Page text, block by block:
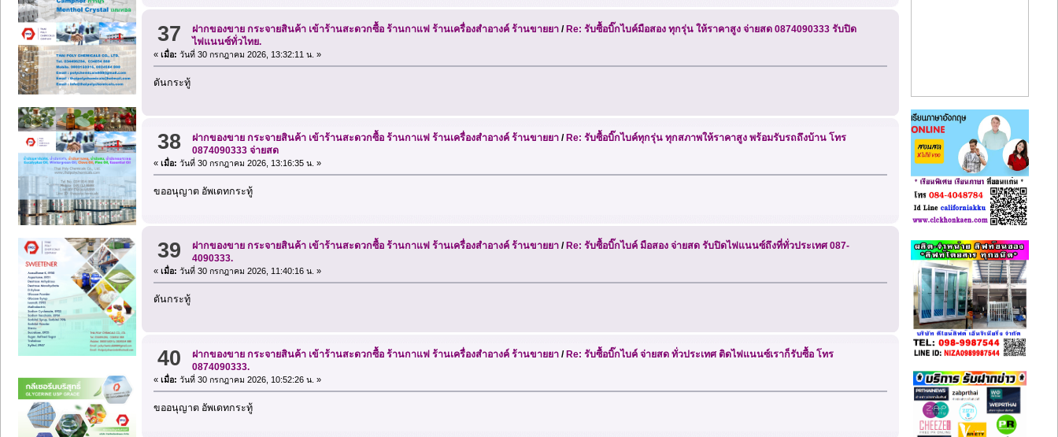
37 ฝากของขาย กระจายสินค้า เข้าร้านสะดวกซื้อ ร้านกาแฟ ร้านเครื่องสำอางค์ ร้านขายยา / Re: รับซื้อบิ๊กไบค์มือสอง ทุกรุ่น ให้ราคาสูง จ่ายสด 0874090333 รับปิด
ไฟแนนซ์ทั่วไทย.
« เมื่อ: วันที่ 30 กรกฎาคม 2026, 13:32:11 น. »
ดันกระทู้
38 ฝากของขาย กระจายสินค้า เข้าร้านสะดวกซื้อ ร้านกาแฟ ร้านเครื่องสำอางค์ ร้านขายยา /Re: รับซื้อบิ๊กไบค์ทุกรุ่น ทุกสภาพให้ราคาสูง พร้อมรับรถถึงบ้าน โทร
0874090333 จ่ายสด
« เมื่อ: วันที่ 30 กรกฎาคม 2026, 13:16:35 น. »
ขออนุญาต อัพเดทกระทู้
39 ฝากของขาย กระจายสินค้า เข้าร้านสะดวกซื้อ ร้านกาแฟ ร้านเครื่องสำอางค์ ร้านขายยา / Re: รับซื้อบิ๊กไบค์ มือสอง จ่ายสด รับปิดไฟแนนซ์ถึงที่ทั่วประเทศ 087-
4090333.
« เมื่อ: วันที่ 30 กรกฎาคม 2026, 11:40:16 น. »
ดันกระทู้
40 ฝากของขาย กระจายสินค้า เข้าร้านสะดวกซื้อ ร้านกาแฟ ร้านเครื่องสำอางค์ ร้านขายยา /Re: รับซื้อบิ๊กไบค์ จ่ายสด ทั่วประเทศ ติดไฟแนนซ์เราก็รับซื้อ โทร
0874090333.
« เมื่อ: วันที่ 30 กรกฎาคม 2026, 10:52:26 น. »
ขออนุญาต อัพเดทกระทู้